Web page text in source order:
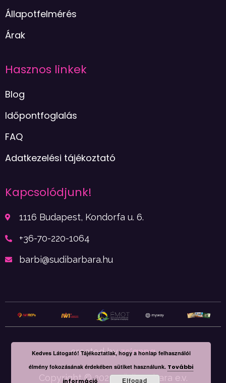
Állapotfelmérés
Árak
Hasznos linkek
Blog
Időpontfoglalás
FAQ
Adatkezelési tájékoztató
Kapcsolódjunk!
1116 Budapest, Kondorfa u. 6.
+36-70-220-1064
barbi@sudibarbara.hu
created byzs’anna
Copyright © 2022. Südi Barbara e.v.
Kedves Látogató! Tájékoztatlak, hogy a honlap felhasználói
élmény fokozásának érdekében sütiket használunk. További
információ
Elfogad